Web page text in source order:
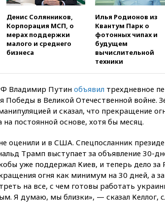
Денис Солянников,
Корпорация МСП, о
мерах поддержки
малого и среднего
бизнеса
Илья Родионов из
Квантум Парк о
фотонных чипах и
будущем
вычислительной
техники
Владимир Путинобъявил трехдневное
Победы в Великой Отечественной войне.
и сказал, что прекращение
на постоянной основе, хотя бы месяц.
оценили и в США. Спецпосланник
Трамп выступает за объявление 30-
уже поддержал Киев, и теперь дело за
огня как минимум на 30 дней, а
на все, с чем готовы работать
Я думаю, мы близки», — сказал Келлог,